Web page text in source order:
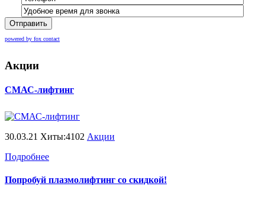
Отправить
powered by fox contact
Акции
СМАС-лифтинг
30.03.21 Хиты:4102 Акции
Подробнее
Попробуй плазмолифтинг со скидкой!